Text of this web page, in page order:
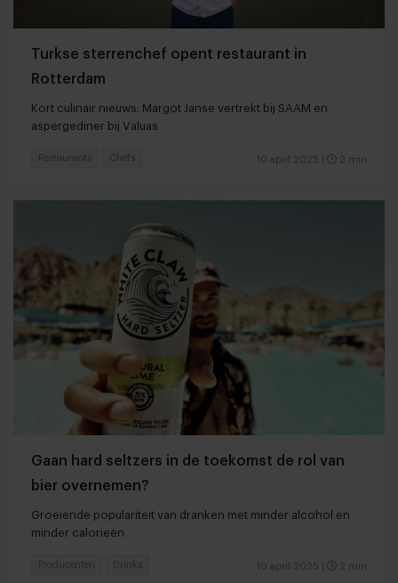
Turkse sterrenchef opent restaurant in
Rotterdam
Kort culinair nieuws: Margot Janse vertrekt bij SAAM en
aspergediner bij Valuas
10 april 2025 2 min
Restaurants Chefs
Gaan hard seltzers in de toekomst de rol van
bier overnemen?
Groeiende populariteit van dranken met minder alcohol en
minder calorieën
10 april 2025 2 min
Producenten Drinks